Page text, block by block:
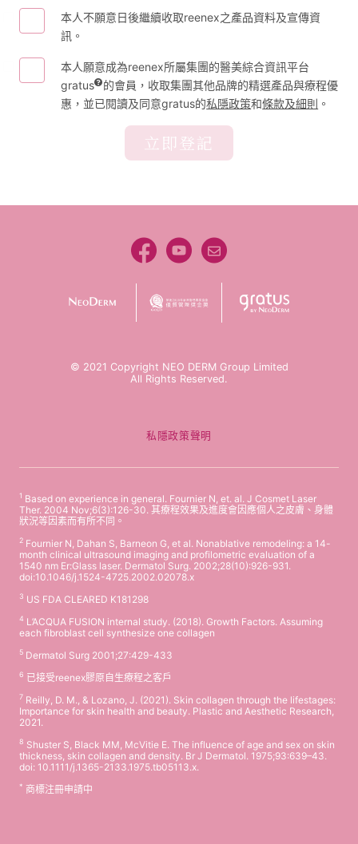
本人不願意日後繼續收取reenex之產品資料及宣傳資
訊。
本人願意成為reenex所屬集團的醫美綜合資訊平台
gratus
的會員，收取集團其他品牌的精選產品與療程優
惠，並已閱讀及同意gratus的私隱政策和條款及細則 。
立即登記
© 2021 Copyright NEO DERM Group Limited
All Rights Reserved.
私隱政策聲明
1 Based on experience in general. Fournier N, et. al. J Cosmet Laser
Ther. 2004 Nov;6(3):126-30. 其療程效果及進度會因應個人之皮膚、身體
狀況等因素而有所不同。
2 Fournier N, Dahan S, Barneon G, et al. Nonablative remodeling: a 14-
month clinical ultrasound imaging and profilometric evaluation of a
1540 nm Er:Glass laser. Dermatol Surg. 2002;28(10):926-931.
doi:10.1046/j.1524-4725.2002.02078.x
3 US FDA CLEARED K181298
4 L’ACQUA FUSION internal study. (2018). Growth Factors. Assuming
each fibroblast cell synthesize one collagen
5 Dermatol Surg 2001;27:429-433
6 已接受reenex膠原自生療程之客戶
7 Reilly, D. M., & Lozano, J. (2021). Skin collagen through the lifestages:
Importance for skin health and beauty. Plastic and Aesthetic Research,
2021.
8 Shuster S, Black MM, McVitie E. The influence of age and sex on skin
thickness, skin collagen and density. Br J Dermatol. 1975;93:639–43.
doi: 10.1111/j.1365-2133.1975.tb05113.x.
* 商標注冊申請中